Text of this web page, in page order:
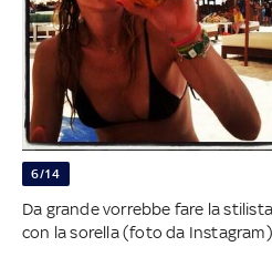
6/14
Da grande vorrebbe fare la
con la sorella (foto da